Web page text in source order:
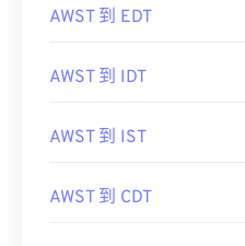
AWST 到 EDT
AWST 到 IDT
AWST 到 IST
AWST 到 CDT